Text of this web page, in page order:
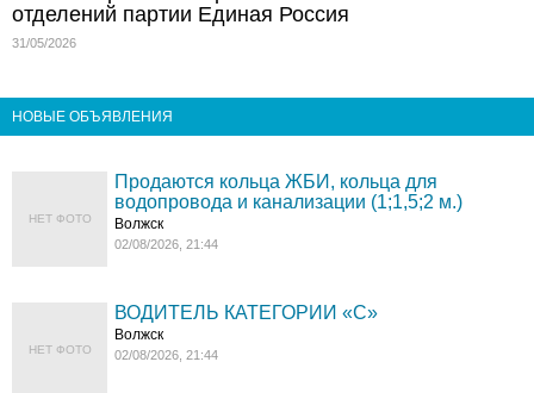
отделений партии Единая Россия
31/05/2026
НОВЫЕ ОБЪЯВЛЕНИЯ
НЕТ ФОТО
Продаются кольца ЖБИ, кольца для
водопровода и канализации (1;1,5;2 м.)
Волжск
02/08/2026, 21:44
НЕТ ФОТО
ВОДИТЕЛЬ КАТЕГОРИИ «C»
Волжск
02/08/2026, 21:44